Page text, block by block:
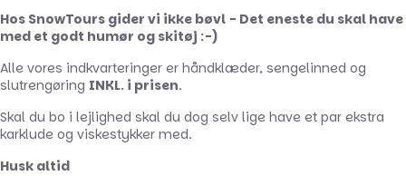
Hos SnowTours gider vi ikke bøvl - Det eneste du skal have
med et godt humør og skitøj :-)
Alle vores indkvarteringer er håndklæder, sengelinned og
slutrengøring INKL. i prisen.
Skal du bo i lejlighed skal du dog selv lige have et par ekstra
karklude og viskestykker med.
Husk altid